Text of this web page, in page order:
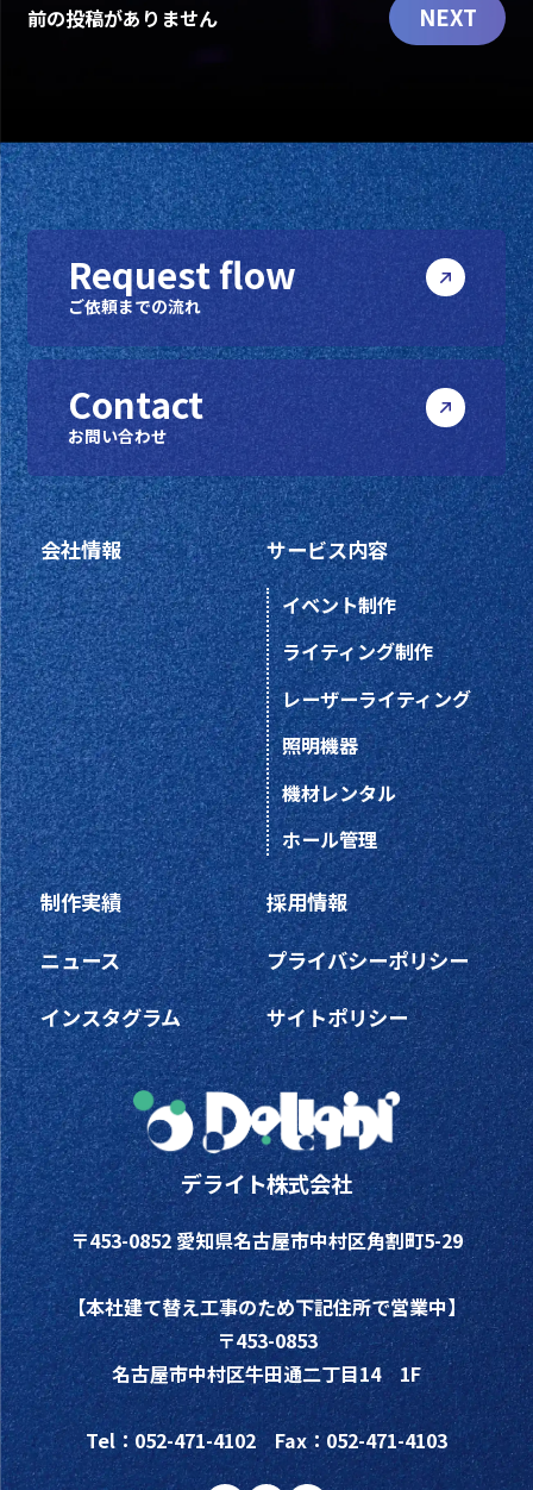
前の投稿がありません NEXT
Request flow
ご依頼までの流れ
Contact
お問い合わせ
会社情報 サービス内容
イベント制作
ライティング制作
レーザーライティング
照明機器
機材レンタル
ホール管理
制作実績
ニュース
インスタグラム
採用情報
プライバシーポリシー
サイトポリシー
デライト株式会社
〒453-0852 愛知県名古屋市中村区角割町5-29
【本社建て替え工事のため下記住所で営業中】
〒453-0853
名古屋市中村区牛田通二丁目14 1F
Tel：052-471-4102 Fax：052-471-4103